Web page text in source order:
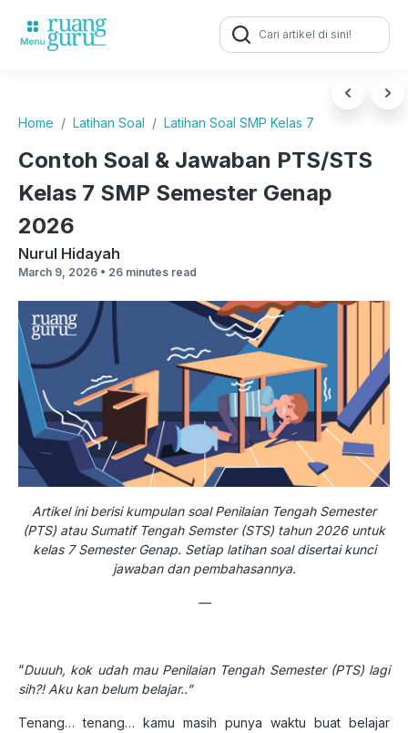
Search
for:
Home Latihan Soal Latihan Soal SMP Kelas 7
Contoh Soal & Jawaban PTS/STS
Kelas 7 SMP Semester Genap
2026
Nurul Hidayah
March 9, 2026 • 26 minutes read
Artikel ini berisi kumpulan soal Penilaian Tengah Semester
(PTS) atau Sumatif Tengah Semster (STS) tahun 2026 untuk
kelas 7 Semester Genap. Setiap latihan soal disertai kunci
jawaban dan pembahasannya.
—
“Duuuh, kok udah mau Penilaian Tengah Semester (PTS) lagi
sih?! Aku kan belum belajar..”
Tenang… tenang… kamu masih punya waktu buat belajar